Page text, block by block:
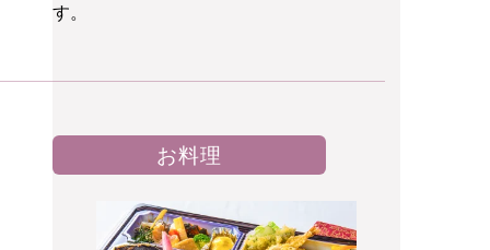
す。
お料理